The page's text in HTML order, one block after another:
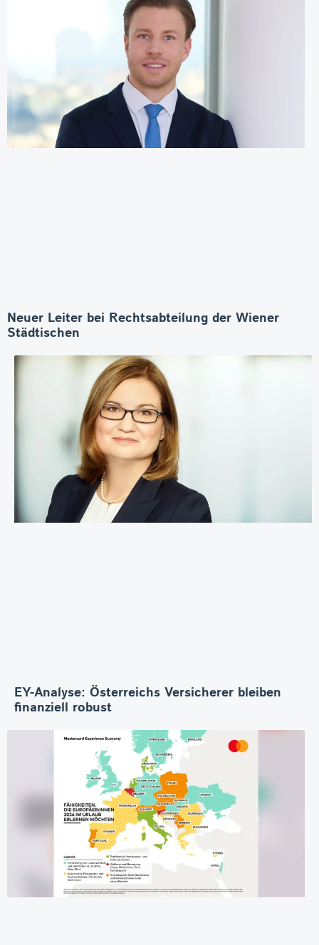
Neuer Leiter bei Rechtsabteilung der Wiener
Städtischen
EY-Analyse: Österreichs Versicherer bleiben
finanziell robust